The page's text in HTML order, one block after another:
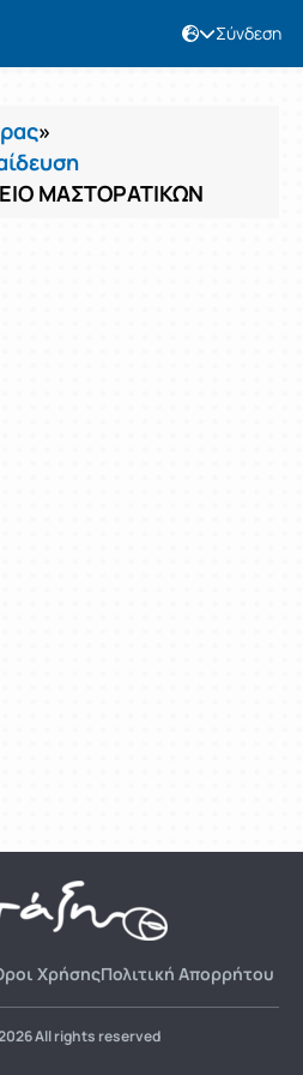
Σύνδεση
»
ΜΑΣΤΟΡΑΤΙΚΩΝ
ΧρήσηςΠολιτική Απορρήτου
All rights reserved